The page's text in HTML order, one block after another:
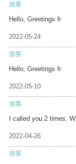
游客
Hello, Greetings fr
2022-05-24
游客
Hello, Greetings fr
2022-05-10
游客
I called you 2 times. W
2022-04-26
游客